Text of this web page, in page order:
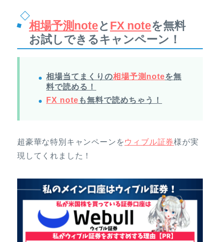
相場予測noteとFX noteを無料
お試しできるキャンペーン！
相場当てまくりの相場予測noteを無
料で読める！
FX note も無料で読めちゃう！
超豪華な特別キャンペーンを ウィブル証券様が実
現してくれました！